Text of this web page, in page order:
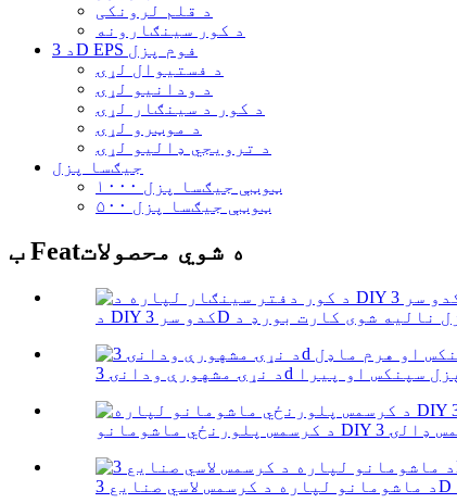
د قلم لرونکی
د کور سينګارونه
د 3D EPS فوم پزل
د فستیوال لړۍ
د ودانیو لړۍ
د کور د سينګار لړۍ
د موټرو لړۍ
د ترویجي ډالیو لړۍ
جیګسا پزل
۱۰۰۰ ټوټې جیګسا پزل
۵۰۰ ټوټې جیګسا پزل
ب Featه شوي محصولات